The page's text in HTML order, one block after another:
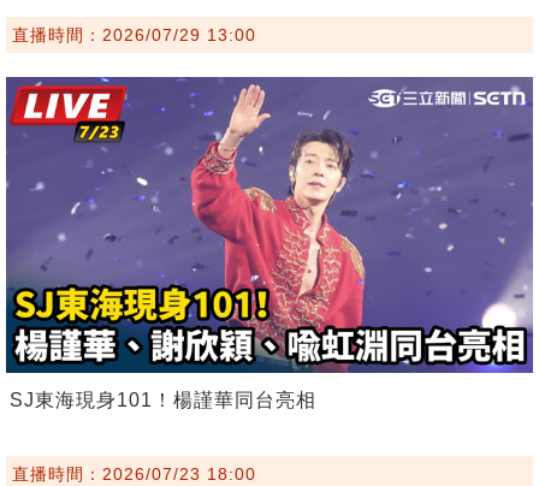
直播時間：2026/07/29 13:00
SJ東海現身101！楊謹華同台亮相
直播時間：2026/07/23 18:00